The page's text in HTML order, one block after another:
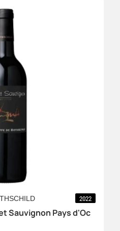
2022
Sauvignon Pays d'Oc